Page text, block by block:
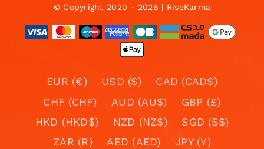
© Copyright 2020 - 2026 | RiseKarma
EUR (€) USD ($)
CAD (CAD$)
CHF (CHF)
AUD (AU$)
GBP (£)
HKD (HKD$)
NZD (NZ$)
SGD (S$)
ZAR (R)
AED (AED)
JPY (¥)